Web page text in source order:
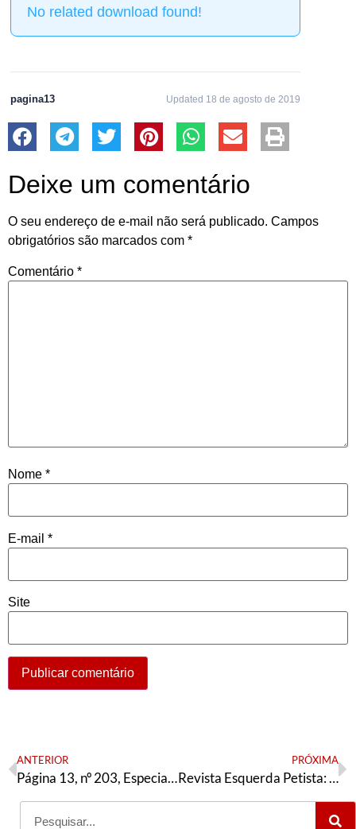
No related download found!
pagina13 Updated 18 de agosto de 2019
Deixe um comentário
O seu endereço de e-mail não será publicado. Campos
obrigatórios são marcados com *
Comentário *
Nome *
E-mail *
Site
ANTERIOR
Página 13, nº 203, Especial 7º Congresso do PT
PRÓXIMA
Revista Esquerda Petista: Os limites da posição parlamentar